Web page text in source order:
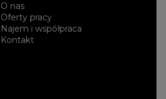
O nas
Oferty pracy
Najem i współpraca
Kontakt